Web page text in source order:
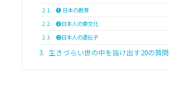
2.1.
❶ 日本の教育
2.2.
❷日本人の食文化
2.3. ❸日本人の遺伝子
3. 生きづらい世の中を抜け出す20の質問